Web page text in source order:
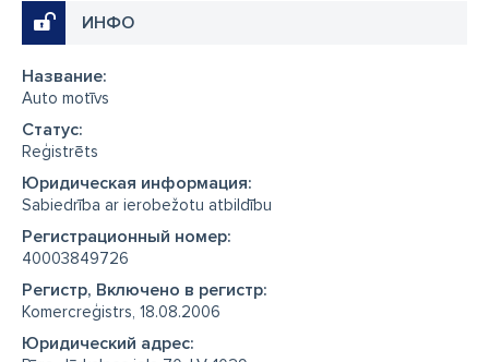
ИНФО
Название:
Auto motīvs
Cтатус:
Reģistrēts
Юридическая информация:
Sabiedrība ar ierobežotu atbildību
Регистрационный номер:
40003849726
Регистр, Включено в регистр:
Komercreģistrs, 18.08.2006
Юридический адрес: